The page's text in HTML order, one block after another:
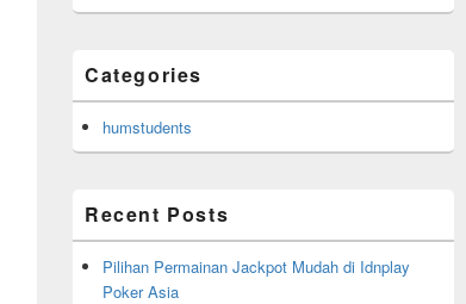
Categories
humstudents
Recent Posts
Pilihan Permainan Jackpot Mudah di Idnplay
Poker Asia